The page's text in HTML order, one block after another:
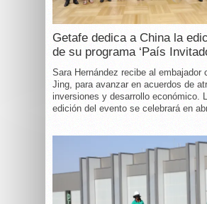
Getafe dedica a China la
de su programa ‘País
Sara Hernández recibe al embajador
Jing, para avanzar en acuerdos de
inversiones y desarrollo económico.
edición del evento se celebrará en